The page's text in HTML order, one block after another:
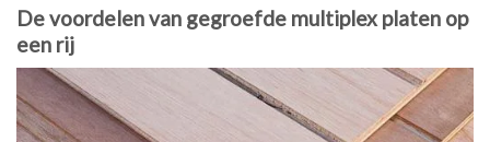
De voordelen van gegroefde multiplex platen op
een rij